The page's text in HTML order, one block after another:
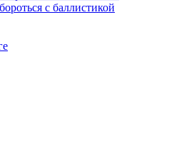
с баллистикой